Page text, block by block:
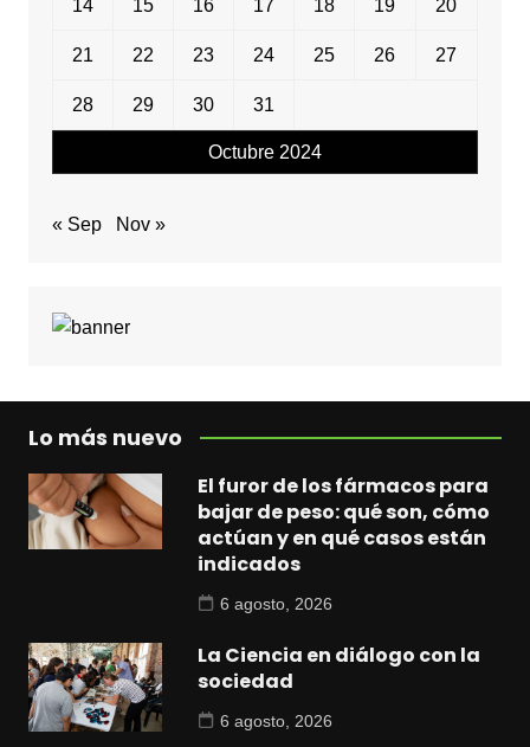
Octubre 2024
14 15 16 17 18 19 20
21 22 23 24 25 26 27
28 29 30 31
« Sep Nov »
Lo más nuevo
El furor de los fármacos para
bajar de peso: qué son, cómo
actúan y en qué casos están
indicados
6 agosto, 2026
La Ciencia en diálogo con la
sociedad
6 agosto, 2026